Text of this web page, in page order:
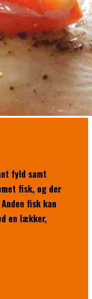
fyld samt
fisk, og der
fisk kan
en lækker,